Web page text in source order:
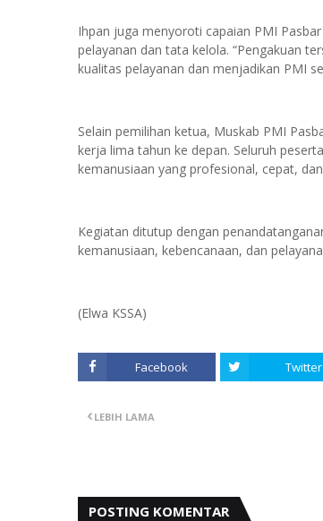
Ihpan juga menyoroti capaian PMI
pelayanan dan tata kelola. “Pengakuan
kualitas pelayanan dan menjadikan PMI
Selain pemilihan ketua, Muskab PMI
kerja lima tahun ke depan. Seluruh
kemanusiaan yang profesional, cepat,
Kegiatan ditutup dengan
kemanusiaan, kebencanaan, dan
(Elwa KSSA)
Facebook Twitter
LEBIH LAMA
POSTING KOMENTAR